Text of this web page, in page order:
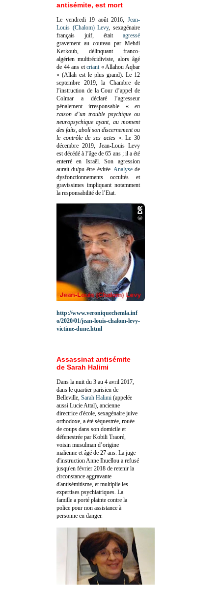
antisémite, est mort
Le vendredi 19 août 2016, Jean-
Louis (Chalom) Levy, sexagénaire
français juif, était agressé
gravement au couteau par Mehdi
Kerkoub, délinquant franco-
algérien multirécidiviste, alors âgé
de 44 ans etcriant « Allahou Aqbar
» (Allah est le plus grand). Le 12
septembre 2019, la Chambre de
l’instruction de la Cour d’appel de
Colmar a déclaré l’agresseur
pénalement irresponsable «en
raison d’un trouble psychique ou
neuropsychique ayant, au moment
des faits, aboli son discernement ou
le contrôle de ses actes». Le 30
décembre 2019, Jean-Louis Levy
est décédé à l’âge de 65 ans ; il a été
enterré en Israël. Son agression
aurait du/pu être évitée. Analysede
dysfonctionnements occultés et
gravissimes impliquant notamment
la responsabilité de l’Etat.
http://www.veroniquechemla.inf
o/2020/01/jean-louis-chalom-levy-
victime-dune.html
Assassinat antisémite
de Sarah Halimi
Dans la nuit du 3 au 4 avril 2017,
dans le quartier parisien de
Belleville, Sarah Halimi (appelée
aussi Lucie Attal), ancienne
directrice d'école, sexagénaire juive
orthodoxe, a été séquestrée, rouée
de coups dans son domicile et
défenestrée par Kobili Traoré,
voisin musulman d’origine
malienne et âgé de 27 ans. La juge
d'instruction Anne Ihuellou a refusé
jusqu'en février 2018 de retenir la
circonstance aggravante
d'antisémitisme, et multiplie les
expertises psychiatriques. La
famille a porté plainte contre la
police pour non assistance à
personne en danger.